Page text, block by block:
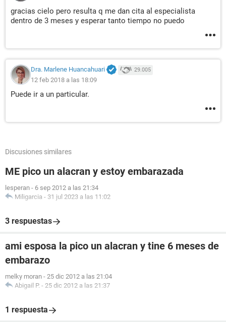
gracias cielo pero resulta q me dan cita al especialista
dentro de 3 meses y esperar tanto tiempo no puedo
Dra. Marlene Huancahuari 29.005
12 feb 2018 a las 18:09
Puede ir a un particular.
Discusiones similares
ME pico un alacran y estoy embarazada
lesperan - 6 sep 2012 a las 21:34
Miligarcia - 31 jul 2023 a las 11:02
3 respuestas
ami esposa la pico un alacran y tine 6 meses de
embarazo
melky moran - 25 dic 2012 a las 21:04
Abigail P. - 25 dic 2012 a las 21:37
1 respuesta